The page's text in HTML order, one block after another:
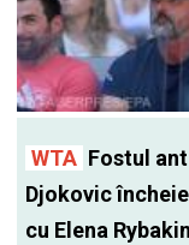
WTA Fostul
Djokovic
cu Elena